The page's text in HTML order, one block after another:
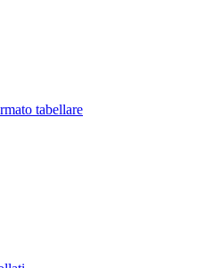
tabellare